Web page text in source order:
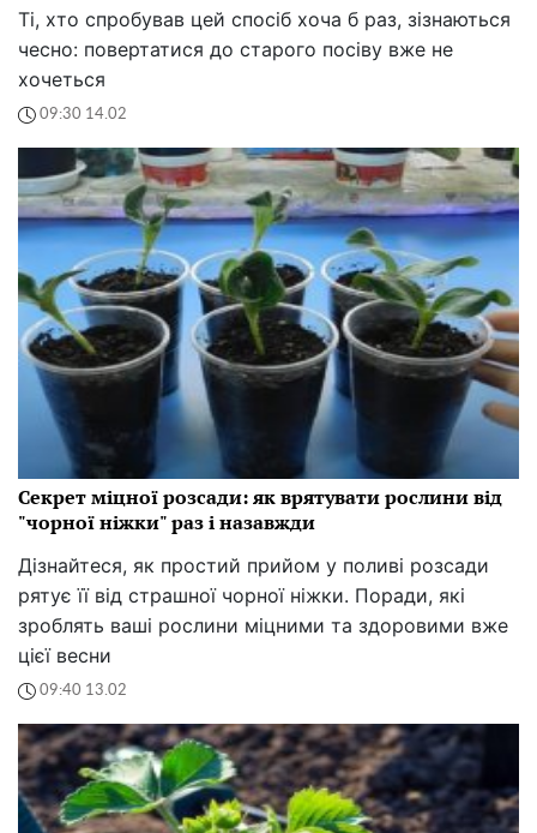
Ті, хто спробував цей спосіб хоча б раз, зізнаються
чесно: повертатися до старого посіву вже не
хочеться
09:30 14.02
Секрет міцної розсади: як врятувати рослини від
"чорної ніжки" раз і назавжди
Дізнайтеся, як простий прийом у поливі розсади
рятує її від страшної чорної ніжки. Поради, які
зроблять ваші рослини міцними та здоровими вже
цієї весни
09:40 13.02